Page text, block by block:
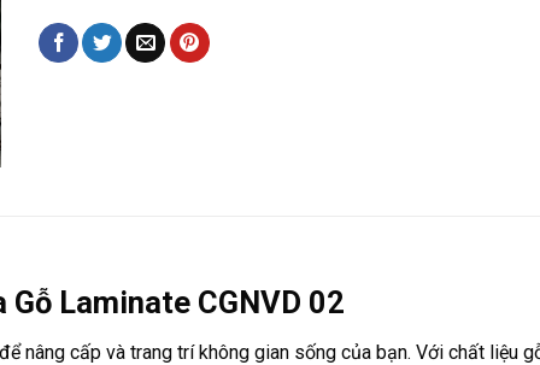
Laminate CGNVD 02
nâng cấp và trang trí không gian sống của bạn. Với chất liệu